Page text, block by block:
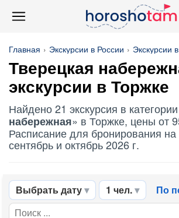
Главная Экскурсии в России Экскурсии
Тверецкая
экскурсии в Торжке
Найдено 21 экскурсия в
набережная» в Торжке, цены от
Расписание для бронирования на
сентябрь и октябрь 2026 г.
Выбрать дату 1 чел. По